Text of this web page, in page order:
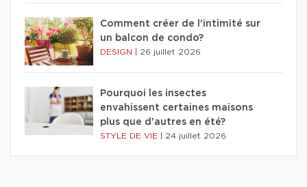
Comment créer de l'intimité sur
un balcon de condo?
DESIGN 26 juillet 2026
Pourquoi les insectes
envahissent certaines maisons
plus que d'autres en été?
STYLE DE VIE 24 juillet 2026